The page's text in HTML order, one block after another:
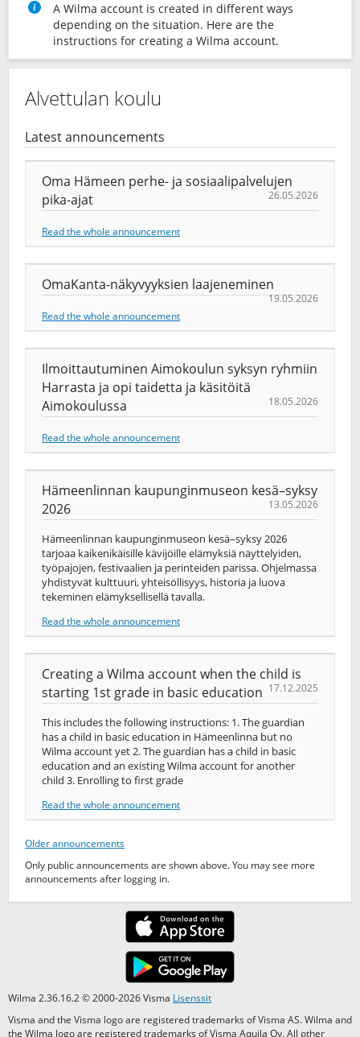
A Wilma account is created in different ways
depending on the situation. Here are the
instructions for creating a Wilma account.
Alvettulan koulu
Latest announcements
Oma Hämeen perhe- ja sosiaalipalvelujen
pika-ajat
26.05.2026
Read the whole announcement
OmaKanta-näkyvyyksien laajeneminen
19.05.2026
Read the whole announcement
Ilmoittautuminen Aimokoulun syksyn ryhmiin
Harrasta ja opi taidetta ja käsitöitä
Aimokoulussa
18.05.2026
Read the whole announcement
Hämeenlinnan kaupunginmuseon kesä–syksy
2026
13.05.2026
Hämeenlinnan kaupunginmuseon kesä–syksy 2026
tarjoaa kaikenikäisille kävijöille elämyksiä näyttelyiden,
työpajojen, festivaalien ja perinteiden parissa. Ohjelmassa
yhdistyvät kulttuuri, yhteisöllisyys, historia ja luova
tekeminen elämyksellisellä tavalla.
Read the whole announcement
Creating a Wilma account when the child is
starting 1st grade in basic education 17.12.2025
This includes the following instructions: 1. The guardian
has a child in basic education in Hämeenlinna but no
Wilma account yet 2. The guardian has a child in basic
education and an existing Wilma account for another
child 3. Enrolling to first grade
Read the whole announcement
Older announcements
Only public announcements are shown above. You may see more
announcements after logging in.
Wilma 2.36.16.2 © 2000-2026 Visma Lisenssit
Visma and the Visma logo are registered trademarks of Visma AS. Wilma and
the Wilma logo are registered trademarks of Visma Aquila Oy. All other